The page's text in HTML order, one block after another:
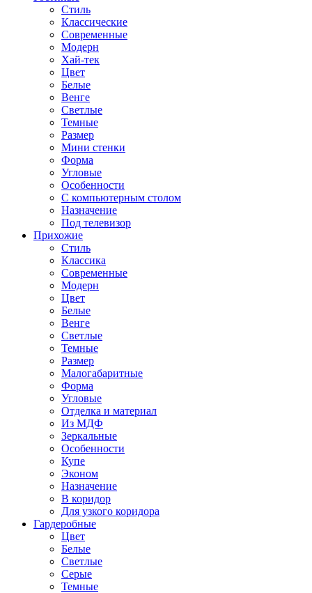
Стиль
Классические
Современные
Модерн
Хай-тек
Цвет
Белые
Венге
Светлые
Темные
Размер
Мини стенки
Форма
Угловые
Особенности
С компьютерным столом
Назначение
Под телевизор
Прихожие
Стиль
Классика
Современные
Модерн
Цвет
Белые
Венге
Светлые
Темные
Размер
Малогабаритные
Форма
Угловые
Отделка и материал
Из МДФ
Зеркальные
Особенности
Купе
Эконом
Назначение
В коридор
Для узкого коридора
Гардеробные
Цвет
Белые
Светлые
Серые
Темные